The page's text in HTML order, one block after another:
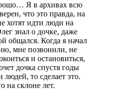
Я в архивах всю
что это правда, на
хотят идти люди на
знал о дочке, даже
общался. Когда я начал
мне позвонили, не
и остановиться,
дочка спустя годы
людей, то сделает это.
на склоне лет.